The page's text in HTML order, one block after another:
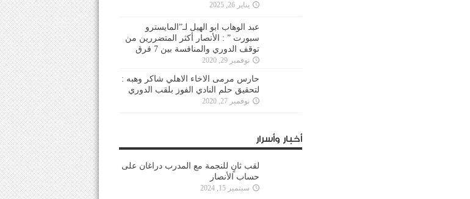
يناير 26, 2025
عبد الوهاب ابو الهيل لـ”المايسترو
سبورت ” : الأنصار أكثر المتضررين من
توقف الدوري والمنافسة بين 7 فرق
نوفمبر 29, 2020
حارس مرمى الاخاء الاهلي شاكر وهبه :
لتحقيق حلم النادي الفوز بلقب الدوري
نوفمبر 27, 2020
أخبار وأسرار
لقب ثانٍ للنجمة مع المدرب دراغان على
حساب الأنصار
سبتمبر 15, 2024